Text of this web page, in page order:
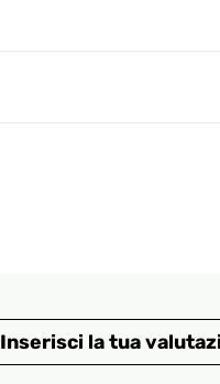
Inserisci la tua